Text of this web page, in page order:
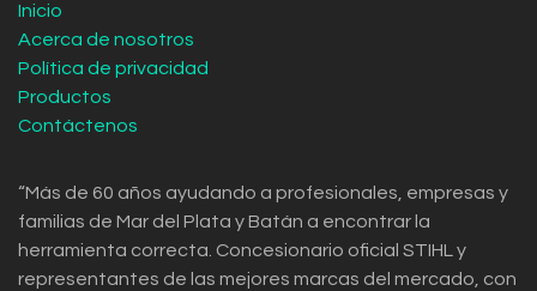
Inicio
Acerca de nosotros
Política de privacidad
Productos
Contáctenos
“Más de 60 años ayudando a profesionales, empresas y
familias de Mar del Plata y Batán a encontrar la
herramienta correcta. Concesionario oficial STIHL y
representantes de las mejores marcas del mercado, con